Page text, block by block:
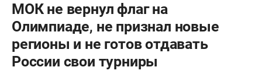
МОК не вернул флаг на
Олимпиаде, не признал новые
регионы и не готов отдавать
России свои турниры